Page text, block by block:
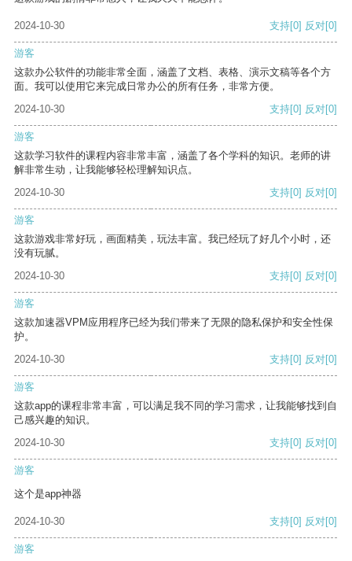
2024-10-30 支持[0] 反对[0]
游客
这款办公软件的功能非常全面，涵盖了文档、表格、演示文稿等各个方
面。我可以使用它来完成日常办公的所有任务，非常方便。
2024-10-30
支持[0] 反对[0]
游客
这款学习软件的课程内容非常丰富，涵盖了各个学科的知识。老师的讲
解非常生动，让我能够轻松理解知识点。
2024-10-30
支持[0] 反对[0]
游客
这款游戏非常好玩，画面精美，玩法丰富。我已经玩了好几个小时，还
没有玩腻。
2024-10-30
支持[0] 反对[0]
游客
这款加速器VPM应用程序已经为我们带来了无限的隐私保护和安全性保
护。
2024-10-30
支持[0] 反对[0]
游客
这款app的课程非常丰富，可以满足我不同的学习需求，让我能够找到自
己感兴趣的知识。
2024-10-30
支持[0] 反对[0]
游客
这个是app神器
2024-10-30 支持[0] 反对[0]
游客